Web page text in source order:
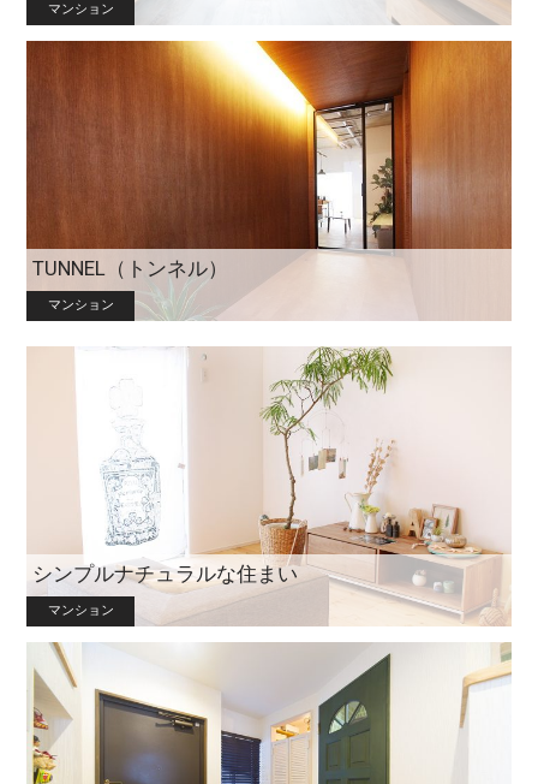
マンション
TUNNEL（トンネル）
マンション
シンプルナチュラルな住まい
マンション